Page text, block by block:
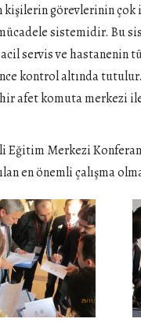
görevlerinin çok
sistemidir. Bu
servis ve hastanenin
kontrol altında
afet komuta
Merkezi
en önemli çalışma